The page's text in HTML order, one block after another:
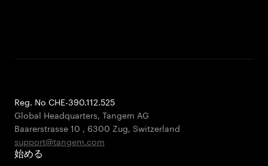
Reg. No CHE-390.112.525
Global Headquarters, Tangem AG
Baarerstrasse 10 , 6300 Zug, Switzerland
support@tangem.com
始める